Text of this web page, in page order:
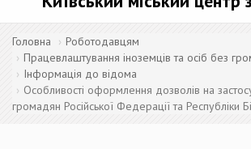
Головна
Роботодавцям
Працевлаштування іноземців та осіб без
Інформація до відома
Особливості оформлення дозволів на
громадян Російської Федерації та Республіки